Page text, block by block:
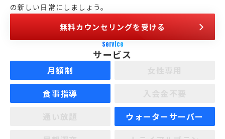
の新しい日常にしましょう。
無料カウンセリングを受ける
Service
サービス
月額制
食事指導
ウォーターサーバー